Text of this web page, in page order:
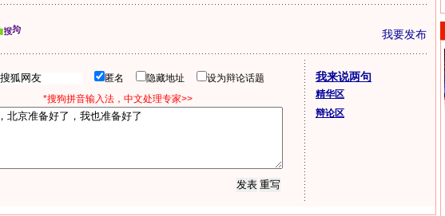
我要发布
匿名 隐藏地址
设为辩论话题
*搜狗拼音输入法，中文处理专家>>
我来说两句
精华区
辩论区